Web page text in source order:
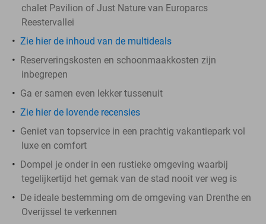
chalet Pavilion of Just Nature van Europarcs
Reestervallei
Zie hier de inhoud van de multideals
Reserveringskosten en schoonmaakkosten zijn
inbegrepen
Ga er samen even lekker tussenuit
Zie hier de lovende recensies
Geniet van topservice in een prachtig vakantiepark vol
luxe en comfort
Dompel je onder in een rustieke omgeving waarbij
tegelijkertijd het gemak van de stad nooit ver weg is
De ideale bestemming om de omgeving van Drenthe en
Overijssel te verkennen